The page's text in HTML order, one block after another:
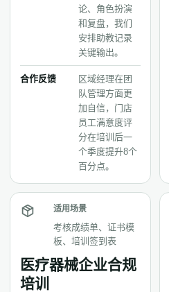
论、角色扮演
和复盘，我们
安排助教记录
关键输出。
合作反馈
区域经理在团
队管理方面更
加自信，门店
员工满意度评
分在培训后一
个季度提升8个
百分点。
适用场景
考核成绩单、证书模
板、培训签到表
医疗器械企业合规
培训